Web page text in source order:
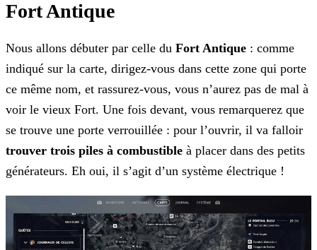
Fort Antique
Nous allons débuter par celle du Fort Antique : comme
indiqué sur la carte, dirigez-vous dans cette zone qui porte
ce même nom, et rassurez-vous, vous n’aurez pas de mal à
voir le vieux Fort. Une fois devant, vous remarquerez que
se trouve une porte verrouillée : pour l’ouvrir, il va falloir
trouver trois piles à combustible à placer dans des petits
générateurs. Eh oui, il s’agit d’un système électrique !